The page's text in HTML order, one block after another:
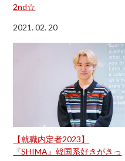
2nd☆
2021. 02. 20
【就職内定者2023】
『SHIMA』韓国系好きがきっ